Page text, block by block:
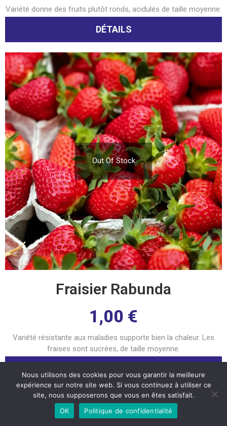
Variété donne des fruits plutôt ronds, acidulés de taille moyenne.
DÉTAILS
Out Of Stock
Fraisier Rabunda
1,00 €
Variété résistante aux maladies supporte bien la chaleur. Les
fraises sont sucrées, de taille moyenne.
Nous utilisons des cookies pour vous garantir la meilleure
expérience sur notre site web. Si vous continuez à utiliser ce
site, nous supposerons que vous en êtes satisfait.
OK
Politique de confidentialité